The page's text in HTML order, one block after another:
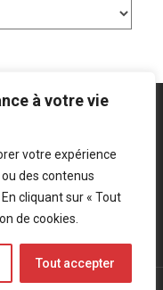
à votre vie
votre expérience
des contenus
cliquant sur « Tout
de cookies.
Tout accepter